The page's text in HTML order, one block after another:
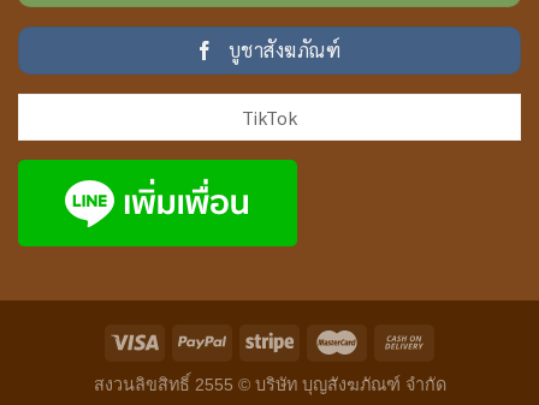
บูชาสังฆภัณฑ์
TikTok
สงวนลิขสิทธิ์ 2555 © บริษัท บุญสังฆภัณฑ์ จำกัด